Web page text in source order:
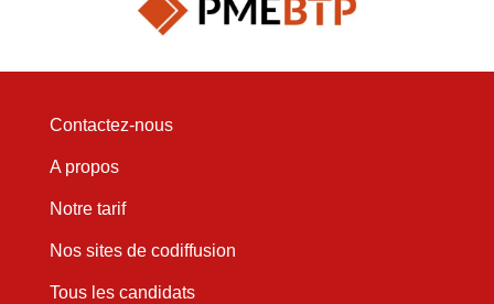
Contactez-nous
A propos
Notre tarif
Nos sites de codiffusion
Tous les candidats